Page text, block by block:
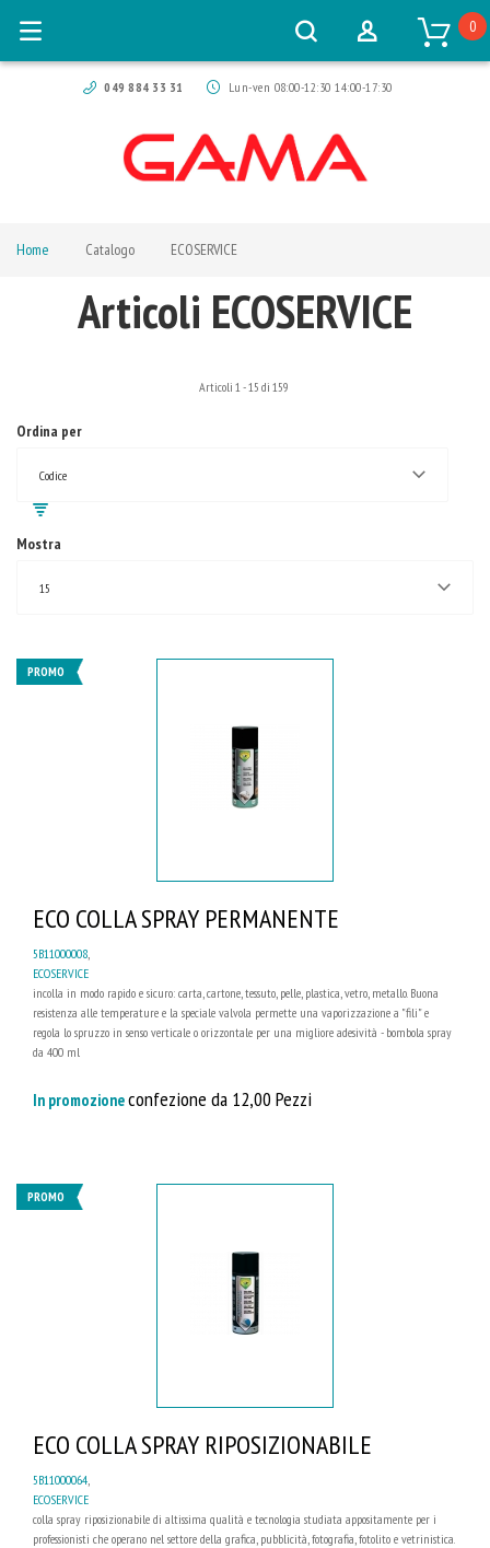
049 884 33 31 Lun-ven 08:00-12:30 14:00-17:30
0
Home Catalogo ECOSERVICE
Articoli ECOSERVICE
Ordina per
Codice
Articoli 1 -15 di 159
Mostra
15
PROMO
ECO COLLA SPRAY PERMANENTE
5B11000008,
ECOSERVICE
incolla in modo rapido e sicuro: carta, cartone, tessuto, pelle, plastica, vetro, metallo. Buona
resistenza alle temperature e la speciale valvola permette una vaporizzazione a "fili" e
regola lo spruzzo in senso verticale o orizzontale per una migliore adesività - bombola spray
da 400 ml
In promozioneconfezione da 12,00 Pezzi
PROMO
ECO COLLA SPRAY RIPOSIZIONABILE
5B11000064
ECOSERVICE
colla spray riposizionabile di altissima qualità e tecnologia studiata appositamente per i
professionisti che operano nel settore della grafica, pubblicità, fotografia, fotolito e vetrinistica.